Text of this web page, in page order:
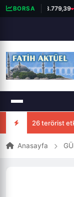
BORSA
BIST 100 13.779,39
26 terörist
Rus askerleri
Anasayfa